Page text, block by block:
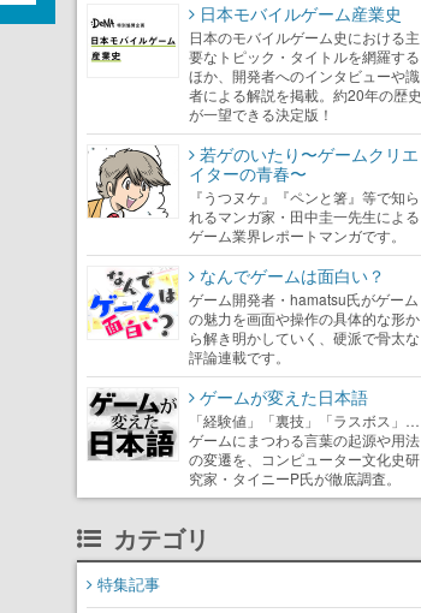
日本モバイルゲーム産業史
日本のモバイルゲーム史における主
要なトピック・タイトルを網羅する
ほか、開発者へのインタビューや識
者による解説を掲載。約20年の歴史
が一望できる決定版！
若ゲのいたり〜ゲームクリエ
イターの青春〜
『うつヌケ』『ペンと箸』等で知ら
れるマンガ家・田中圭一先生による
ゲーム業界レポートマンガです。
なんでゲームは面白い？
ゲーム開発者・hamatsu氏がゲーム
の魅力を画面や操作の具体的な形か
ら解き明かしていく、硬派で骨太な
評論連載です。
ゲームが変えた日本語
「経験値」「裏技」「ラスボス」…
ゲームにまつわる言葉の起源や用法
の変遷を、コンピューター文化史研
究家・タイニーP氏が徹底調査。
カテゴリ
特集記事